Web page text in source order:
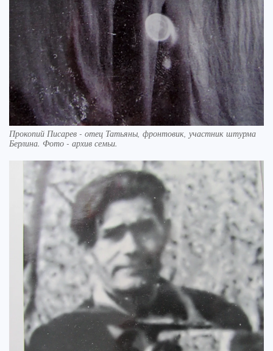
Прокопий Писарев - отец Татьяны, фронтовик, участник штурма
Берлина. Фото - архив семьи.